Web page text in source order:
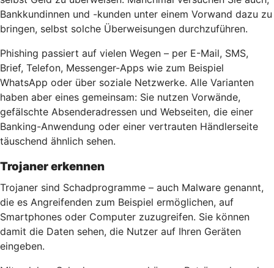
Bankkundinnen und -kunden unter einem Vorwand dazu zu
bringen, selbst solche Überweisungen durchzuführen.
Phishing passiert auf vielen Wegen – per E-Mail, SMS,
Brief, Telefon, Messenger-Apps wie zum Beispiel
WhatsApp oder über soziale Netzwerke. Alle Varianten
haben aber eines gemeinsam: Sie nutzen Vorwände,
gefälschte Absenderadressen und Webseiten, die einer
Banking-Anwendung oder einer vertrauten Händlerseite
täuschend ähnlich sehen.
Trojaner erkennen
Trojaner sind Schadprogramme – auch Malware genannt,
die es Angreifenden zum Beispiel ermöglichen, auf
Smartphones oder Computer zuzugreifen. Sie können
damit die Daten sehen, die Nutzer auf Ihren Geräten
eingeben.